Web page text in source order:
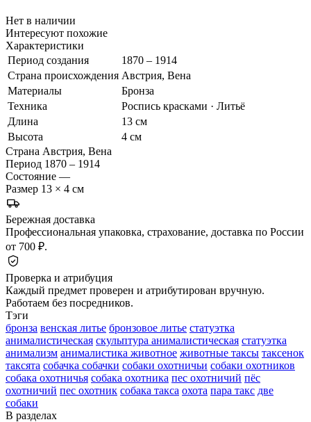
Нет в наличии
Интересуют похожие
Характеристики
Период создания
1870 – 1914
Страна происхождения Австрия, Вена
Материалы
Бронза
Техника
Роспись красками · Литьё
Длина
13 см
Высота
4 см
Страна Австрия, Вена
Период 1870 – 1914
Состояние —
Размер 13 × 4 см
Бережная доставка
Профессиональная упаковка, страхование, доставка по России
от 700 ₽.
Проверка и атрибуция
Каждый предмет проверен и атрибутирован вручную.
Работаем без посредников.
Тэги
бронза венская литье бронзовое литье статуэтка
анималистическая скульптура анималистическая статуэтка
анимализм анималистика животное животные таксы таксенок
таксята собачка собачки собаки охотничьи собаки охотников
собака охотничья собака охотника пес охотничий пёс
охотничий пес охотник собака такса охота пара такс две
собаки
В разделах